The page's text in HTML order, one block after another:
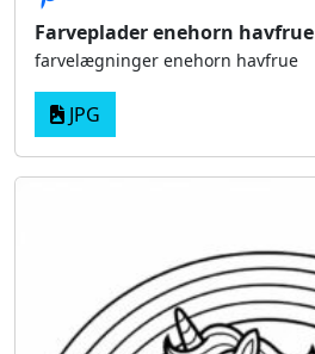
Farveplader enehorn havfrue
farvelægninger enehorn havfrue
JPG